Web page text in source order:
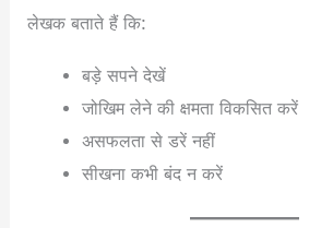
लेखक बताते हैं कि:
बड़े सपने देखें
जोखिम लेने की क्षमता विकसित करें
असफलता से डरें नहीं
सीखना कभी बंद न करें